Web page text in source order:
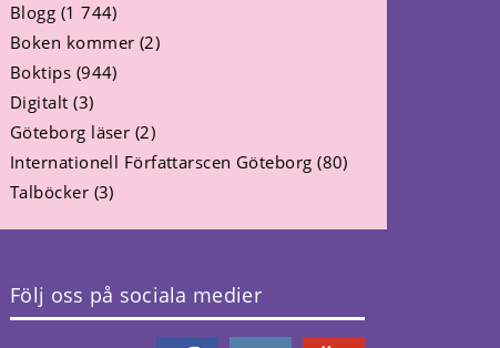
Blogg (1 744)
Boken kommer (2)
Boktips (944)
Digitalt (3)
Göteborg läser (2)
Internationell Författarscen Göteborg (80)
Talböcker (3)
Följ oss på sociala medier